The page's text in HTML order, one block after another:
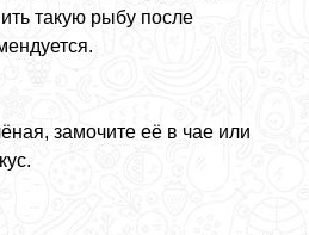
такую рыбу после
замочите её в чае или